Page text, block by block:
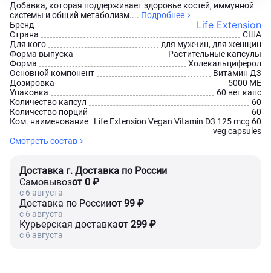
Добавка, которая поддерживает здоровье костей, иммунной
системы и общий метаболизм.... Подробнее
Бренд
Life Extension
Страна
США
Для кого
для мужчин, для женщин
Форма выпуска
Растительные капсулы
Форма
Холекальциферол
Основной компонент
Витамин Д3
Дозировка
5000 МЕ
Упаковка
60 вег капс
Количество капсул
60
Количество порций
60
Ком. наименование
Life Extension Vegan Vitamin D3 125 mcg 60
veg capsules
Смотреть состав
Доставка г. Доставка по России
Самовывозот 0 ₽
c 6 августа
Доставка по Россииот 99 ₽
c 6 августа
Курьерская доставкаот 299 ₽
c 6 августа